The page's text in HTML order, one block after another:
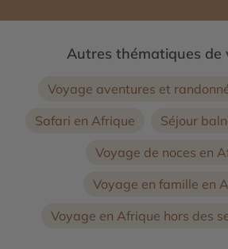
Autres thématiques de
Voyage aventures et
Safari en Afrique
Séjour
Voyage de noces en
Voyage en famille en
Voyage en Afrique hors des